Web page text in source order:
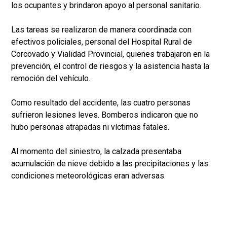
los ocupantes y brindaron apoyo al personal sanitario.
Las tareas se realizaron de manera coordinada con
efectivos policiales, personal del Hospital Rural de
Corcovado y Vialidad Provincial, quienes trabajaron en la
prevención, el control de riesgos y la asistencia hasta la
remoción del vehículo.
Como resultado del accidente, las cuatro personas
sufrieron lesiones leves. Bomberos indicaron que no
hubo personas atrapadas ni víctimas fatales.
Al momento del siniestro, la calzada presentaba
acumulación de nieve debido a las precipitaciones y las
condiciones meteorológicas eran adversas.